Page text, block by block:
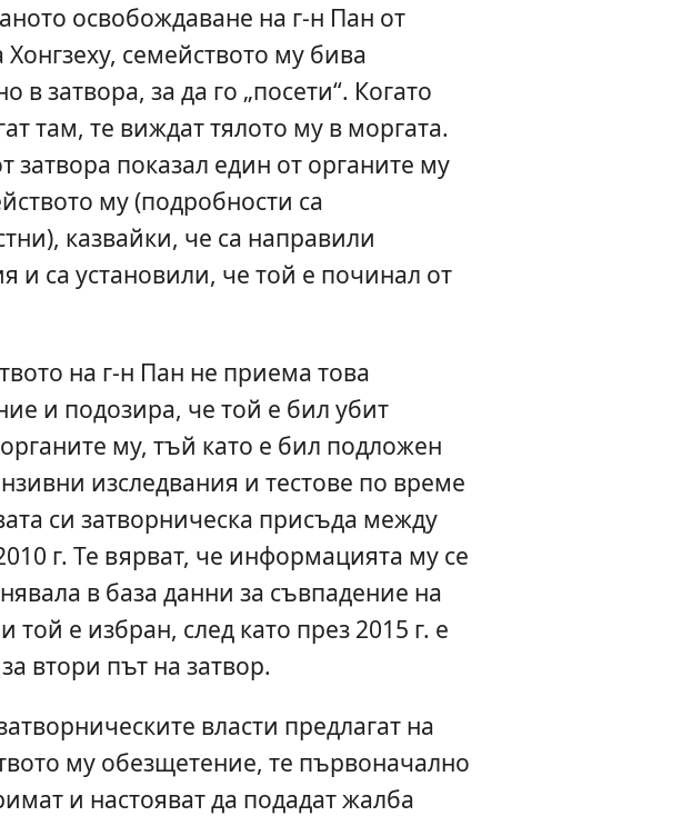
освобождаване на г-н Пан от
Хонгзеху, семейството му бива
в затвора, за да го „посети“. Когато
там, те виждат тялото му в моргата.
затвора показал един от органите му
му (подробности са
казвайки, че са направили
и са установили, че той е починал от
на г-н Пан не приема това
и подозира, че той е бил убит
му, тъй като е бил подложен
изследвания и тестове по време
си затворническа присъда между
г. Те вярват, че информацията му се
в база данни за съвпадение на
той е избран, след като през 2015 г. е
втори път на затвор.
власти предлагат на
му обезщетение, те първоначално
и настояват да подадат жалба